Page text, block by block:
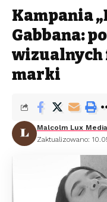
Kampania
Gabbana:
wizualnych
marki
Zaktualizowano:
Malcolm Lux Media